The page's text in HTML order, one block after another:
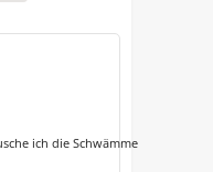
ich die Schwämme